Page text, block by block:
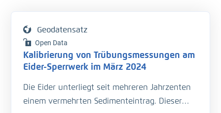
Geodatensatz
Open Data
Kalibrierung von Trübungsmessungen am
Eider-Sperrwerk im März 2024
Die Eider unterliegt seit mehreren Jahrzenten
einem vermehrten Sedimenteintrag. Dieser